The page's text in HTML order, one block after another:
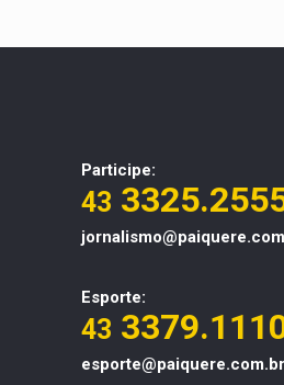
Participe:
43
Esporte:
43
esporte@paiquere.com.br